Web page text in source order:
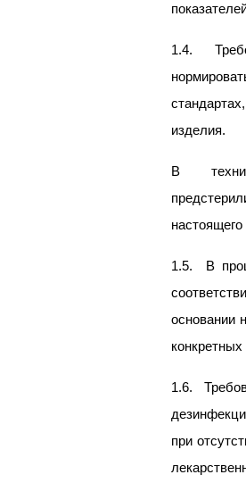
1.4.
изделия.
В
1.5. В
основании
1.6.
при